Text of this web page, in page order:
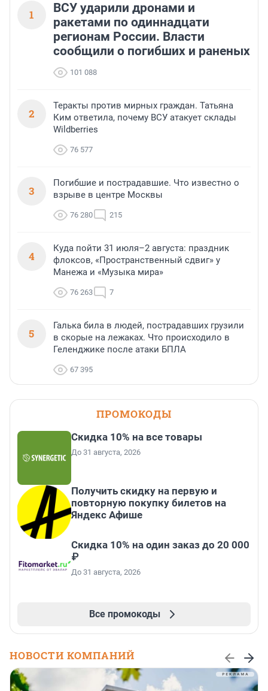
1
ВСУ ударили дронами и
ракетами по одиннадцати
регионам России. Власти
сообщили о погибших и раненых
101 088
2
Теракты против мирных граждан. Татьяна
Ким ответила, почему ВСУ атакует склады
Wildberries
76 577
3
Погибшие и пострадавшие. Что известно о
взрыве в центре Москвы
76 280 215
4
Куда пойти 31 июля–2 августа: праздник
флоксов, «Пространственный сдвиг» у
Манежа и «Музыка мира»
76 263 7
5
Галька била в людей, пострадавших грузили
в скорые на лежаках. Что происходило в
Геленджике после атаки БПЛА
67 395
ПРОМОКОДЫ
Скидка 10% на все товары
До 31 августа, 2026
Получить скидку на первую и
повторную покупку билетов на
Яндекс Афише
Скидка 10% на один заказ до 20 000
₽
До 31 августа, 2026
Все промокоды
НОВОСТИ КОМПАНИЙ